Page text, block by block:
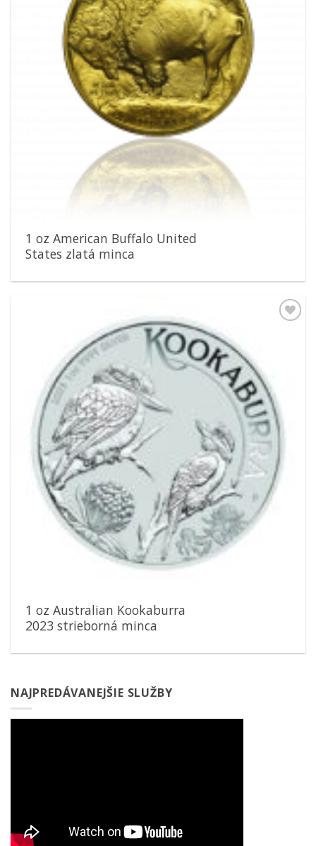
1 oz American Buffalo United
States zlatá minca
1 oz Australian Kookaburra
2023 strieborná minca
NAJPREDÁVANEJŠIE SLUŽBY